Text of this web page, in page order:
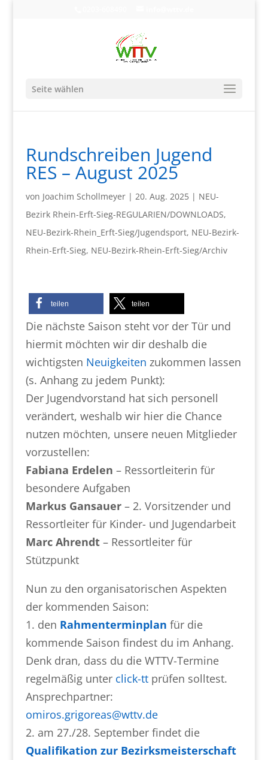
Seite wählen
Rundschreiben Jugend
RES – August 2025
von Joachim Schollmeyer| 20. Aug. 2025| NEU-
Bezirk Rhein-Erft-Sieg-REGULARIEN/DOWNLOADS,
NEU-Bezirk-Rhein_Erft-Sieg/Jugendsport, NEU-Bezirk-
Rhein-Erft-Sieg, NEU-Bezirk-Rhein-Erft-Sieg/Archiv
teilen teilen
Die nächste Saison steht vor der Tür und
hiermit möchten wir dir deshalb die
wichtigsten Neuigkeiten zukommen lassen
(s. Anhang zu jedem Punkt):
Der Jugendvorstand hat sich personell
verändert, weshalb wir hier die Chance
nutzen möchten, unsere neuen Mitglieder
vorzustellen:
Fabiana Erdelen – Ressortleiterin für
besondere Aufgaben
Markus Gansauer– 2. Vorsitzender und
Ressortleiter für Kinder- und Jugendarbeit
Marc Ahrendt– Ressortleiter für
Stützpunkt
Nun zu den organisatorischen Aspekten
der kommenden Saison:
1. den Rahmenterminplan für die
kommende Saison findest du im Anhang.
Denk dran, dass du die WTTV-Termine
regelmäßig unter click-ttprüfen solltest.
Ansprechpartner:
omiros.grigoreas@wttv.de
2. am 27./28. September findet die
Qualifikation zur Bezirksmeisterschaft